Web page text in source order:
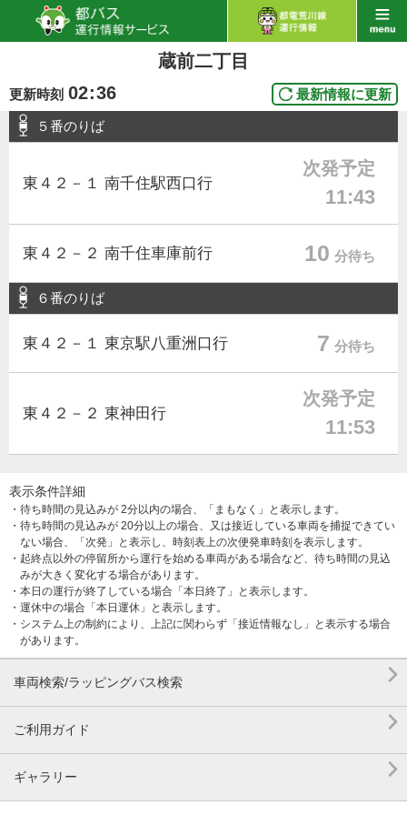
蔵前二丁目
更新時刻 02:36 最新情報に更新
５番のりば
東４２－１ 南千住駅西口行
次発予定
11:43
東４２－２ 南千住車庫前行 10 分待ち
６番のりば
東４２－１ 東京駅八重洲口行 7 分待ち
東４２－２ 東神田行
次発予定
11:53
表示条件詳細
・待ち時間の見込みが 2分以内の場合、「まもなく」と表示します。
・待ち時間の見込みが 20分以上の場合、又は接近している車両を捕捉できてい
ない場合、「次発」と表示し、時刻表上の次便発車時刻を表示します。
・起終点以外の停留所から運行を始める車両がある場合など、待ち時間の見込
みが大きく変化する場合があります。
・本日の運行が終了している場合「本日終了」と表示します。
・運休中の場合「本日運休」と表示します。
・システム上の制約により、上記に関わらず「接近情報なし」と表示する場合
があります。
車両検索/ラッピングバス検索 
ご利用ガイド 
ギャラリー 